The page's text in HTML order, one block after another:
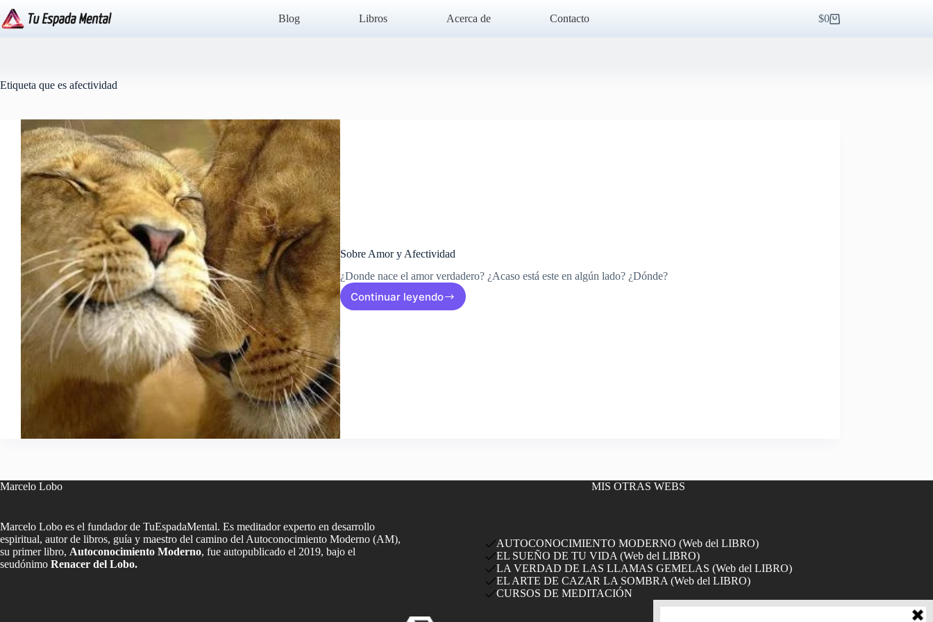
al
contenido
Blog Libros Acerca de Contacto
Carro
$0
Etiqueta que es afectividad
Sobre Amor y Afectividad
¿Donde nace el amor verdadero? ¿Acaso está este en algún lado? ¿Dónde?
Continuar leyendo
Sobre
Marcelo Lobo
Marcelo Lobo es el fundador de TuEspadaMental. Es meditador experto en desarrollo
espiritual, autor de libros, guía y maestro del camino del Autoconocimiento Moderno (AM),
su primer libro, Autoconocimiento Moderno, fue autopublicado el 2019, bajo el
seudónimo Renacer del Lobo.
MIS OTRAS WEBS
AUTOCONOCIMIENTO MODERNO (Web del LIBRO)
EL SUEÑO DE TU VIDA (Web del LIBRO)
LA VERDAD DE LAS LLAMAS GEMELAS (Web del LIBRO)
EL ARTE DE CAZAR LA SOMBRA (Web del LIBRO)
CURSOS DE MEDITACIÓN